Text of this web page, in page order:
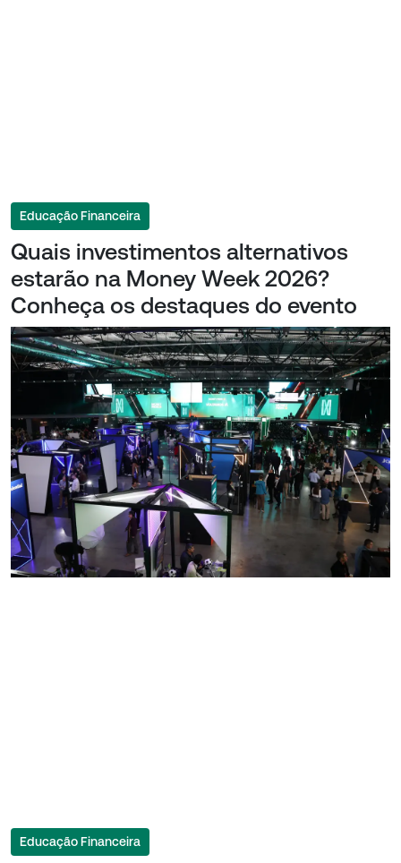
Educação Financeira
Quais investimentos alternativos
estarão na Money Week 2026?
Conheça os destaques do evento
Educação Financeira